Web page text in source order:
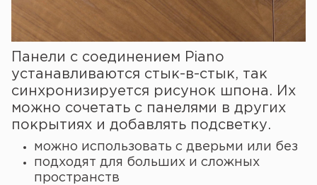
Панели с соединением Piano
устанавливаются стык-в-стык, так
синхронизируется рисунок шпона. Их
можно сочетать с панелями в других
покрытиях и добавлять подсветку.
можно использовать с дверьми или без
подходят для больших и сложных
пространств